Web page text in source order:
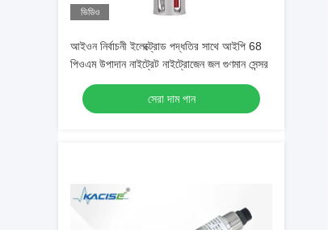
ভিডিও
আইওন নির্বাচনী ইলেক্ট্রোড পদ্ধতির সাথে আইপি 68
পিওএম উপাদান নাইট্রেট নাইট্রোজেন জল গুণমান সেন্সর
সেরা দাম পান